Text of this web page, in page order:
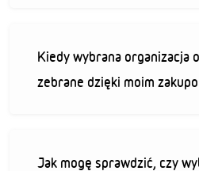
Kiedy wybrana organizacja
zebrane dzięki moim
Jak mogę sprawdzić, czy